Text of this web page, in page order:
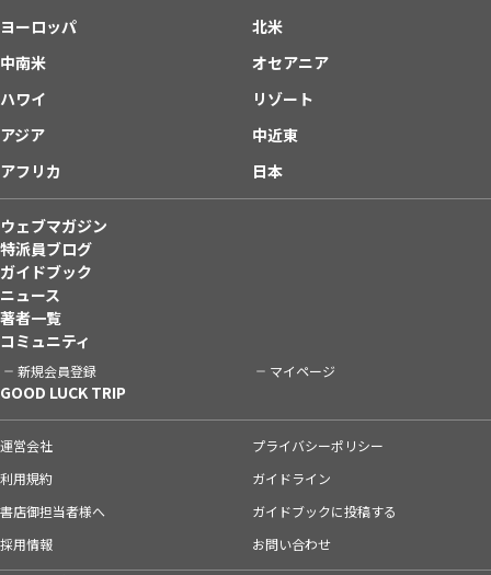
ヨーロッパ
北米
中南米
オセアニア
ハワイ
リゾート
アジア
中近東
アフリカ
日本
ウェブマガジン
特派員ブログ
ガイドブック
ニュース
著者一覧
コミュニティ
新規会員登録 マイページ
GOOD LUCK TRIP
運営会社
プライバシーポリシー
利用規約
ガイドライン
書店御担当者様へ
ガイドブックに投稿する
採用情報
お問い合わせ